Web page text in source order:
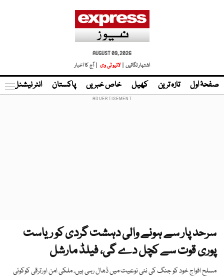
AUGUST 09, 2026
اشتہار لگائیں |
لائیو ٹی وی | آج کا اخبار
صفحۂ اول تازہ ترین کھیل خاص خبریں پاکستان انٹر نیشنل
سرحد پار سے ہونے والی دہشت گردی کو ریاست
پوری قوت سے کچل دے گی، فیلڈ مارشل
مسلح افواج خود کو جنگ کی نئی نوعیت میں ڈھال رہی ہیں، ملکی امن اورترقی کوکوئی